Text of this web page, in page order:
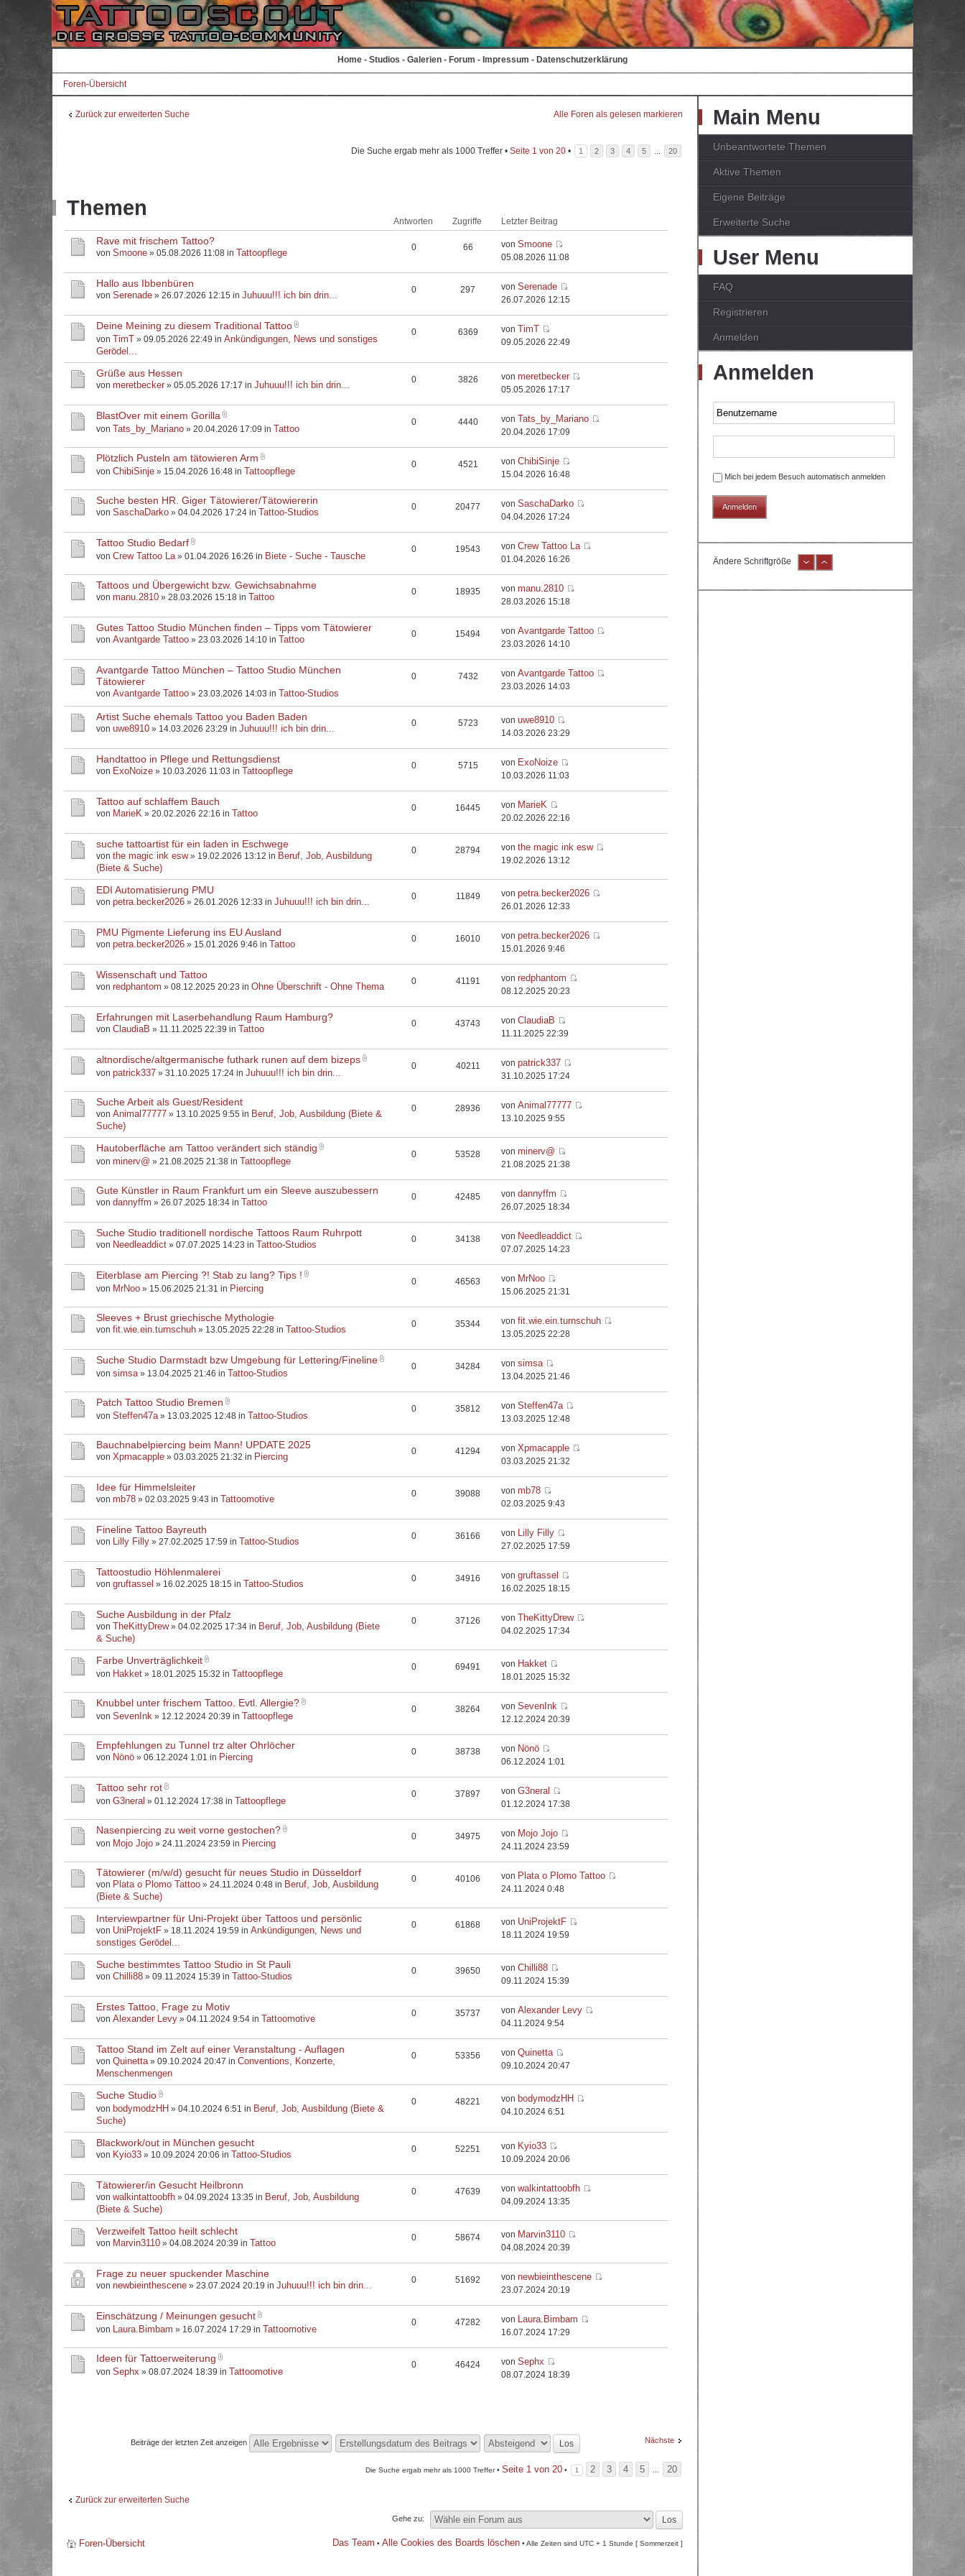
Home - Studios - Galerien - Forum - Impressum - Datenschutzerklärung
Foren-Übersicht
Zurück zur erweiterten Suche Alle Foren als gelesen markieren
Die Suche ergab mehr als 1000 Treffer • Seite 1 von 20 • 1 2 3 4 5 ... 20
Themen
Antworten Zugriffe Letzter Beitrag
Rave mit frischem Tattoo?
von Smoone » 05.08.2026 11:08 in Tattoopflege 0 66 vonSmoone
05.08.2026 11:08
Hallo aus Ibbenbüren
von Serenade » 26.07.2026 12:15 in Juhuuu!!! ich bin drin... 0 297 vonSerenade
26.07.2026 12:15
Deine Meining zu diesem Traditional Tattoo
von TimT » 09.05.2026 22:49 in Ankündigungen, News und sonstiges
Gerödel...
0 6369 von TimT
09.05.2026 22:49
Grüße aus Hessen
von meretbecker » 05.05.2026 17:17 in Juhuuu!!! ich bin drin... 0 3826 vonmeretbecker
05.05.2026 17:17
BlastOver mit einem Gorilla
von Tats_by_Mariano » 20.04.2026 17:09 in Tattoo
0 4440 von Tats_by_Mariano
20.04.2026 17:09
Plötzlich Pusteln am tätowieren Arm
von ChibiSinje » 15.04.2026 16:48 in Tattoopflege
0 4521 vonChibiSinje
15.04.2026 16:48
Suche besten HR. Giger Tätowierer/Tätowiererin
von SaschaDarko » 04.04.2026 17:24 in Tattoo-Studios 0 20477 vonSaschaDarko
04.04.2026 17:24
Tattoo Studio Bedarf
von Crew Tattoo La» 01.04.2026 16:26 in Biete - Suche - Tausche
0 19543 vonCrew Tattoo La
01.04.2026 16:26
Tattoos und Übergewicht bzw. Gewichsabnahme
von manu.2810 » 28.03.2026 15:18 in Tattoo 0 18935 vonmanu.2810
28.03.2026 15:18
Gutes Tattoo Studio München finden – Tipps vom Tätowierer
von Avantgarde Tattoo » 23.03.2026 14:10 in Tattoo 0 15494 vonAvantgarde Tattoo
23.03.2026 14:10
Avantgarde Tattoo München – Tattoo Studio München
Tätowierer
von Avantgarde Tattoo » 23.03.2026 14:03 in Tattoo-Studios
0 7432 vonAvantgarde Tattoo
23.03.2026 14:03
Artist Suche ehemals Tattoo you Baden Baden
von uwe8910 » 14.03.2026 23:29 in Juhuuu!!! ich bin drin... 0 5723 vonuwe8910
14.03.2026 23:29
Handtattoo in Pflege und Rettungsdienst
von ExoNoize » 10.03.2026 11:03 in Tattoopflege 0 5715 von ExoNoize
10.03.2026 11:03
Tattoo auf schlaffem Bauch
von MarieK » 20.02.2026 22:16 in Tattoo 0 16445 von MarieK
20.02.2026 22:16
suche tattoartist für ein laden in Eschwege
von the magic ink esw» 19.02.2026 13:12 in Beruf, Job, Ausbildung
(Biete & Suche)
0 28794 vonthe magic ink esw
19.02.2026 13:12
EDI Automatisierung PMU
von petra.becker2026 » 26.01.2026 12:33 in Juhuuu!!! ich bin drin... 0 11849 vonpetra.becker2026
26.01.2026 12:33
PMU Pigmente Lieferung ins EU Ausland
von petra.becker2026 » 15.01.2026 9:46 in Tattoo 0 16010 vonpetra.becker2026
15.01.2026 9:46
Wissenschaft und Tattoo
von redphantom » 08.12.2025 20:23 in Ohne Überschrift - Ohne Thema 0 41191 vonredphantom
08.12.2025 20:23
Erfahrungen mit Laserbehandlung Raum Hamburg?
von ClaudiaB » 11.11.2025 22:39 in Tattoo 0 43743 vonClaudiaB
11.11.2025 22:39
altnordische/altgermanische futhark runen auf dem bizeps
von patrick337 » 31.10.2025 17:24 in Juhuuu!!! ich bin drin...
0 40211 vonpatrick337
31.10.2025 17:24
Suche Arbeit als Guest/Resident
von Animal77777 » 13.10.2025 9:55 in Beruf, Job, Ausbildung (Biete &
Suche)
0 28936 vonAnimal77777
13.10.2025 9:55
Hautoberfläche am Tattoo verändert sich ständig
von minerv@ » 21.08.2025 21:38 in Tattoopflege
0 53528 vonminerv@
21.08.2025 21:38
Gute Künstler in Raum Frankfurt um ein Sleeve auszubessern
von dannyffm » 26.07.2025 18:34 in Tattoo 0 42485 vondannyffm
26.07.2025 18:34
Suche Studio traditionell nordische Tattoos Raum Ruhrpott
von Needleaddict » 07.07.2025 14:23 in Tattoo-Studios 0 34138 von Needleaddict
07.07.2025 14:23
Eiterblase am Piercing ?! Stab zu lang? Tips !
von MrNoo » 15.06.2025 21:31 in Piercing
0 46563 von MrNoo
15.06.2025 21:31
Sleeves + Brust griechische Mythologie
von fit.wie.ein.turnschuh » 13.05.2025 22:28 in Tattoo-Studios 0 35344 vonfit.wie.ein.turnschuh
13.05.2025 22:28
Suche Studio Darmstadt bzw Umgebung für Lettering/Fineline
von simsa» 13.04.2025 21:46 in Tattoo-Studios
0 34284 vonsimsa
13.04.2025 21:46
Patch Tattoo Studio Bremen
von Steffen47a» 13.03.2025 12:48 in Tattoo-Studios
0 35812 vonSteffen47a
13.03.2025 12:48
Bauchnabelpiercing beim Mann! UPDATE 2025
von Xpmacapple » 03.03.2025 21:32 in Piercing 0 41294 vonXpmacapple
03.03.2025 21:32
Idee für Himmelsleiter
von mb78 » 02.03.2025 9:43 in Tattoomotive 0 39088 vonmb78
02.03.2025 9:43
Fineline Tattoo Bayreuth
von Lilly Filly » 27.02.2025 17:59 in Tattoo-Studios 0 36166 von Lilly Filly
27.02.2025 17:59
Tattoostudio Höhlenmalerei
von gruftassel » 16.02.2025 18:15 in Tattoo-Studios 0 34916 vongruftassel
16.02.2025 18:15
Suche Ausbildung in der Pfalz
von TheKittyDrew» 04.02.2025 17:34 in Beruf, Job, Ausbildung (Biete
& Suche)
0 37126 von TheKittyDrew
04.02.2025 17:34
Farbe Unverträglichkeit
von Hakket » 18.01.2025 15:32 in Tattoopflege
0 69491 von Hakket
18.01.2025 15:32
Knubbel unter frischem Tattoo. Evtl. Allergie?
von SevenInk » 12.12.2024 20:39 in Tattoopflege
0 38264 vonSevenInk
12.12.2024 20:39
Empfehlungen zu Tunnel trz alter Ohrlöcher
von Nönö » 06.12.2024 1:01 in Piercing 0 38738 von Nönö
06.12.2024 1:01
Tattoo sehr rot
von G3neral » 01.12.2024 17:38 in Tattoopflege
0 37897 vonG3neral
01.12.2024 17:38
Nasenpiercing zu weit vorne gestochen?
von Mojo Jojo » 24.11.2024 23:59 in Piercing
0 34975 von Mojo Jojo
24.11.2024 23:59
Tätowierer (m/w/d) gesucht für neues Studio in Düsseldorf
von Plata o Plomo Tattoo » 24.11.2024 0:48 in Beruf, Job, Ausbildung
(Biete & Suche)
0 40106 von Plata o Plomo Tattoo
24.11.2024 0:48
Interviewpartner für Uni-Projekt über Tattoos und persönlic
von UniProjektF » 18.11.2024 19:59 in Ankündigungen, News und
sonstiges Gerödel...
0 61868 von UniProjektF
18.11.2024 19:59
Suche bestimmtes Tattoo Studio in St Pauli
von Chilli88 » 09.11.2024 15:39 in Tattoo-Studios 0 39650 vonChilli88
09.11.2024 15:39
Erstes Tattoo, Frage zu Motiv
von Alexander Levy » 04.11.2024 9:54 in Tattoomotive 0 35737 vonAlexander Levy
04.11.2024 9:54
Tattoo Stand im Zelt auf einer Veranstaltung - Auflagen
von Quinetta» 09.10.2024 20:47 in Conventions, Konzerte,
Menschenmengen
0 53356 vonQuinetta
09.10.2024 20:47
Suche Studio
von bodymodzHH » 04.10.2024 6:51 in Beruf, Job, Ausbildung (Biete &
Suche)
0 48221 von bodymodzHH
04.10.2024 6:51
Blackwork/out in München gesucht
von Kyio33 » 10.09.2024 20:06 in Tattoo-Studios 0 52251 von Kyio33
10.09.2024 20:06
Tätowierer/in Gesucht Heilbronn
von walkintattoobfh » 04.09.2024 13:35 in Beruf, Job, Ausbildung
(Biete & Suche)
0 47639 vonwalkintattoobfh
04.09.2024 13:35
Verzweifelt Tattoo heilt schlecht
von Marvin3110 » 04.08.2024 20:39 in Tattoo 0 58674 von Marvin3110
04.08.2024 20:39
Frage zu neuer spuckender Maschine
von newbieinthescene » 23.07.2024 20:19 in Juhuuu!!! ich bin drin... 0 51692 vonnewbieinthescene
23.07.2024 20:19
Einschätzung / Meinungen gesucht
von Laura.Bimbam » 16.07.2024 17:29 in Tattoomotive
0 47282 von Laura.Bimbam
16.07.2024 17:29
Ideen für Tattoerweiterung
von Sephx » 08.07.2024 18:39 in Tattoomotive
0 46424 vonSephx
08.07.2024 18:39
Nächste
Beiträge der letzten Zeit anzeigen
Die Suche ergab mehr als 1000 Treffer • Seite 1 von 20 • 1 2 3 4 5 20
Zurück zur erweiterten Suche
Gehe zu:
Foren-Übersicht Das Team • Alle Cookies des Boards löschen • Alle Zeiten sind UTC + 1 Stunde [ Sommerzeit ]
Main Menu
Unbeantwortete Themen
Aktive Themen
Eigene Beiträge
Erweiterte Suche
User Menu
FAQ
Registrieren
Anmelden
Anmelden
Mich bei jedem Besuch automatisch anmelden
Ändere Schriftgröße